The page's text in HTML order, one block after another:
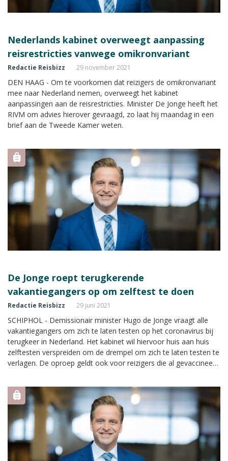
Nederlands kabinet overweegt aanpassing
reisrestricties vanwege omikronvariant
Redactie Reisbizz 29 november 2021
DEN HAAG - Om te voorkomen dat reizigers de omikronvariant
mee naar Nederland nemen, overweegt het kabinet
aanpassingen aan de reisrestricties. Minister De Jonge heeft het
RIVM om advies hierover gevraagd, zo laat hij maandag in een
brief aan de Tweede Kamer weten.
De Jonge roept terugkerende
vakantiegangers op om zelftest te doen
Redactie Reisbizz 29 juni 2021
SCHIPHOL - Demissionair minister Hugo de Jonge vraagt alle
vakantiegangers om zich te laten testen op het coronavirus bij
terugkeer in Nederland. Het kabinet wil hiervoor huis aan huis
zelftesten verspreiden om de drempel om zich te laten testen te
verlagen. De oproep geldt ook voor reizigers die al gevaccineerd